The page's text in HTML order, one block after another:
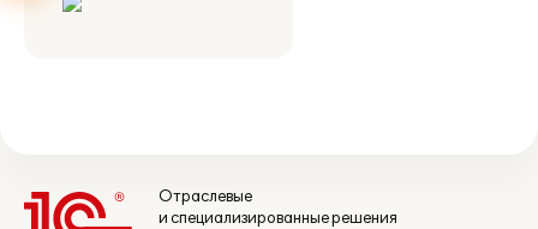
Отраслевые
и специализированные решения